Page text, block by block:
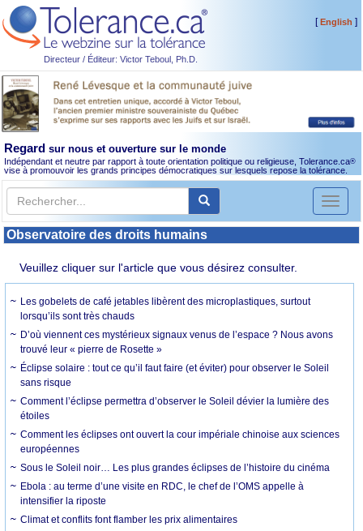
Directeur / Éditeur: Victor Teboul, Ph.D.
[English ]
Regard sur nous et ouverture sur le monde
Indépendant et neutre par rapport à toute orientation politique ou religieuse, Tolerance.ca®
vise à promouvoir les grands principes démocratiques sur lesquels repose la tolérance.
Toggle
Observatoire des droits humains
Veuillez cliquer sur l'article que vous désirez consulter.
Les gobelets de café jetables libèrent des microplastiques, surtout
lorsqu’ils sont très chauds
D’où viennent ces mystérieux signaux venus de l’espace ? Nous avons
trouvé leur « pierre de Rosette »
Éclipse solaire : tout ce qu’il faut faire (et éviter) pour observer le Soleil
sans risque
Comment l’éclipse permettra d’observer le Soleil dévier la lumière des
étoiles
Comment les éclipses ont ouvert la cour impériale chinoise aux sciences
européennes
Sous le Soleil noir… Les plus grandes éclipses de l’histoire du cinéma
Ebola : au terme d’une visite en RDC, le chef de l’OMS appelle à
intensifier la riposte
Climat et conflits font flamber les prix alimentaires